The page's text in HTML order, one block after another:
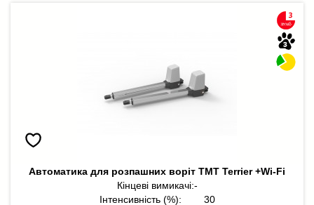
Автоматика для розпашних воріт TMT Terrier +Wi-Fi
Кінцеві вимикачі:-
Інтенсивність (%):
30